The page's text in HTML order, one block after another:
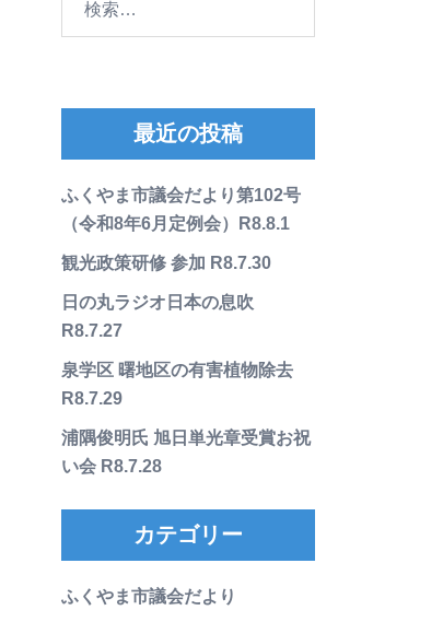
最近の投稿
ふくやま市議会だより第102号
（令和8年6月定例会）R8.8.1
観光政策研修 参加 R8.7.30
日の丸ラジオ日本の息吹
R8.7.27
泉学区 曙地区の有害植物除去
R8.7.29
浦隅俊明氏 旭日単光章受賞お祝
い会 R8.7.28
カテゴリー
ふくやま市議会だより